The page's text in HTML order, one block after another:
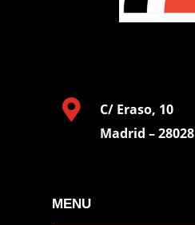

C/ Eraso, 10
Madrid – 28028
MENU